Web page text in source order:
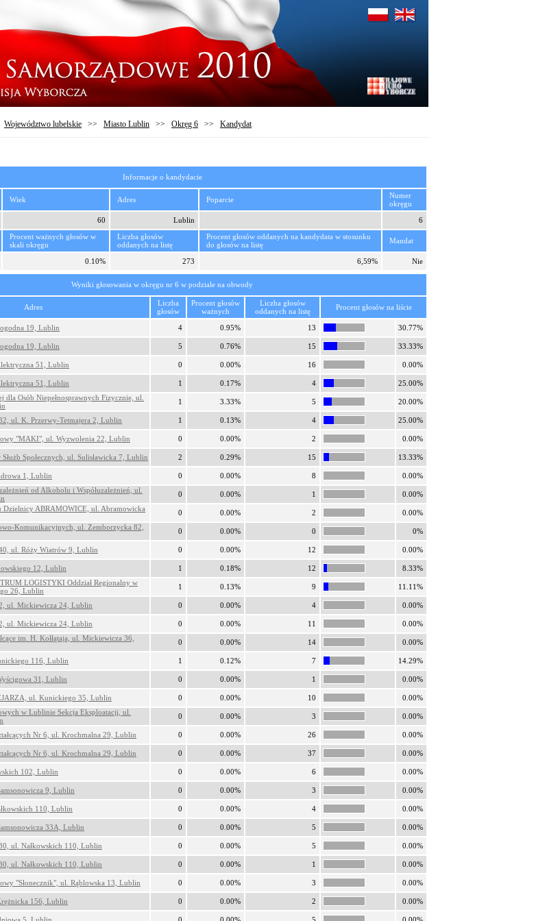
Województwo lubelskie >> Miasto Lublin >> Okręg 6 >> Kandydat
Informacje o kandydacie
Wiek Adres Poparcie
Numer
okręgu
60 Lublin
6
Procent ważnych głosów w
skali okręgu
Liczba głosów
oddanych na listę
Procent głosów oddanych na kandydata w stosunku
do głosów na listę
Mandat
0.10% 273 6,59% Nie
Wyniki głosowania w okręgu nr 6 w podziale na obwody
Adres
Liczba
głosów
Procent głosów
ważnych
Liczba głosów
oddanych na listę
Procent głosów na liście
19, Lublin 4 0.95% 13 30.77%
19, Lublin 5 0.76% 15 33.33%
51, Lublin 0 0.00% 16 0.00%
51, Lublin 1 0.17% 4 25.00%
dla Osób Niepełnosprawnych Fizycznie, ul.
1 3.33% 5 20.00%
ul. K. Przerwy-Tetmajera 2, Lublin 1 0.13% 4 25.00%
"MAKI", ul. Wyzwolenia 22, Lublin 0 0.00% 2 0.00%
Społecznych, ul. Sulisławicka 7, Lublin 2 0.29% 15 13.33%
1, Lublin 0 0.00% 8 0.00%
od Alkoholu i Współuzależnień, ul.
0 0.00% 1 0.00%
Dzielnicy ABRAMOWICE, ul. Abramowicka
0 0.00% 2 0.00%
Komunikacyjnych, ul. Zemborzycka 82,
0 0.00% 0 0%
ul. Róży Wiatrów 9, Lublin 0 0.00% 12 0.00%
12, Lublin 1 0.18% 12 8.33%
LOGISTYKI Oddział Regionalny w
26, Lublin
1 0.13% 9 11.11%
ul. Mickiewicza 24, Lublin 0 0.00% 4 0.00%
ul. Mickiewicza 24, Lublin 0 0.00% 11 0.00%
im. H. Kołłątaja, ul. Mickiewicza 36,
0 0.00% 14 0.00%
116, Lublin 1 0.12% 7 14.29%
31, Lublin 0 0.00% 1 0.00%
ul. Kunickiego 35, Lublin 0 0.00% 10 0.00%
w Lublinie Sekcja Eksploatacji, ul.
0 0.00% 3 0.00%
Nr 6, ul. Krochmalna 29, Lublin 0 0.00% 26 0.00%
Nr 6, ul. Krochmalna 29, Lublin 0 0.00% 37 0.00%
102, Lublin 0 0.00% 6 0.00%
9, Lublin 0 0.00% 3 0.00%
110, Lublin 0 0.00% 4 0.00%
33A, Lublin 0 0.00% 5 0.00%
ul. Nałkowskich 110, Lublin 0 0.00% 5 0.00%
ul. Nałkowskich 110, Lublin 0 0.00% 1 0.00%
"Słonecznik", ul. Rąblowska 13, Lublin 0 0.00% 3 0.00%
156, Lublin 0 0.00% 2 0.00%